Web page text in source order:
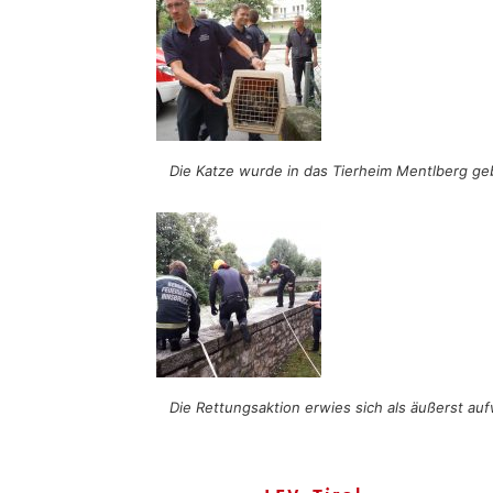
Die Katze wurde in das Tierheim Mentlberg
Die Rettungsaktion erwies sich als äußerst